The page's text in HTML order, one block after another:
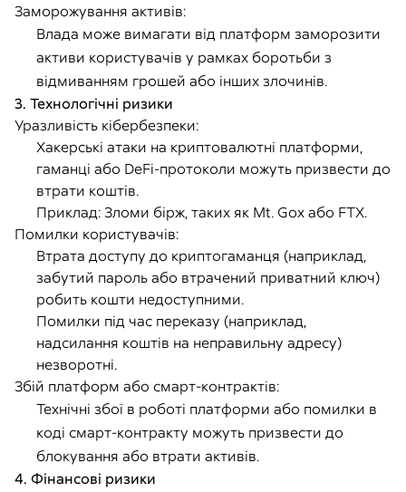
Заморожування активів:
Влада може вимагати від платформ заморозити
активи користувачів у рамках боротьби з
відмиванням грошей або інших злочинів.
3. Технологічні ризики
Уразливість кібербезпеки:
Хакерські атаки на криптовалютні платформи,
гаманці або DeFi-протоколи можуть призвести до
втрати коштів.
Приклад: Зломи бірж, таких як Mt. Gox або FTX.
Помилки користувачів:
Втрата доступу до криптогаманця (наприклад,
забутий пароль або втрачений приватний ключ)
робить кошти недоступними.
Помилки під час переказу (наприклад,
надсилання коштів на неправильну адресу)
незворотні.
Збій платформ або смарт-контрактів:
Технічні збої в роботі платформи або помилки в
коді смарт-контракту можуть призвести до
блокування або втрати активів.
4. Фінансові ризики